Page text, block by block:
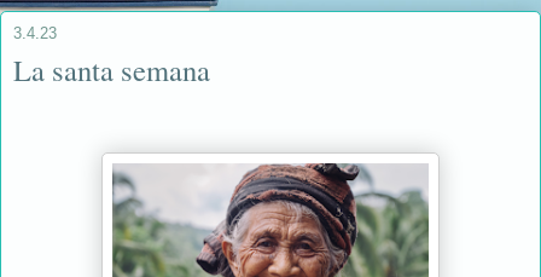
3.4.23
La santa semana